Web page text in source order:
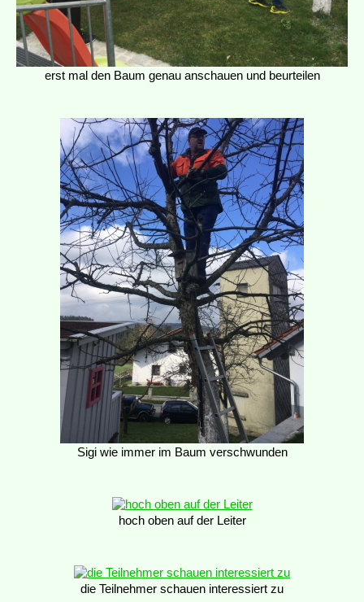
erst mal den Baum genau anschauen und beurteilen
Sigi wie immer im Baum verschwunden
hoch oben auf der Leiter
die Teilnehmer schauen interessiert zu